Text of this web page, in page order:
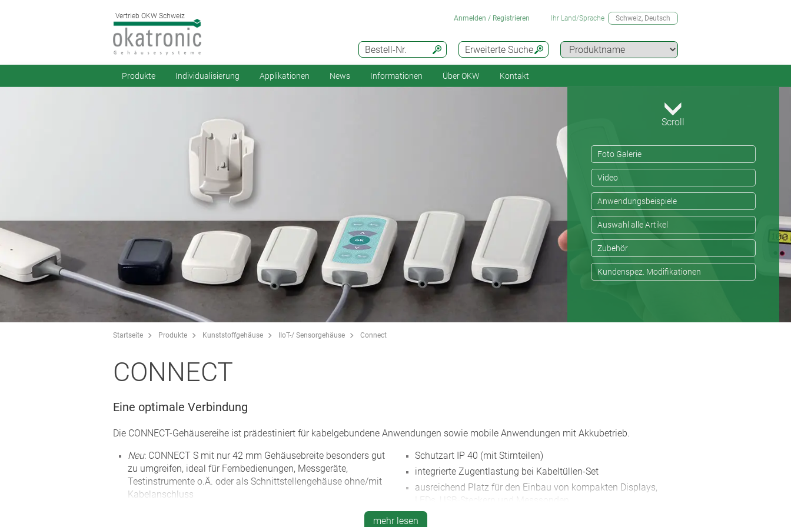
Vertrieb OKW Schweiz
Erweiterte Suche
Bestell-Nr.
Anmelden / Registrieren Ihr Land/Sprache Schweiz, Deutsch
Produkte Individualisierung Applikationen News Informationen Über OKW Kontakt
Scroll
Foto Galerie
Video
Anwendungsbeispiele
Auswahl alle Artikel
Zubehör
Kundenspez. Modifikationen
Startseite Produkte Kunststoffgehäuse IIoT-/ Sensorgehäuse Connect
CONNECT
Eine optimale Verbindung
Die CONNECT-Gehäusereihe ist prädestiniert für kabelgebundene Anwendungen sowie mobile Anwendungen mit Akkubetrieb.
Neu: CONNECT S mit nur 42 mm Gehäusebreite besonders gut
zu umgreifen, ideal für Fernbedienungen, Messgeräte,
Testinstrumente o.Ä. oder als Schnittstellengehäuse ohne/mit
Kabelanschluss
Schutzart IP 40 (mit Stirnteilen)
integrierte Zugentlastung bei Kabeltüllen-Set
ausreichend Platz für den Einbau von kompakten Displays,
LEDs, USB-Steckern und Messsonden
vertieft liegende Fläche zum Schutz der Folientastatur,
mehr lesen